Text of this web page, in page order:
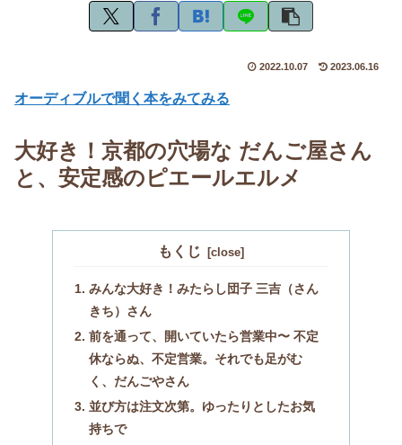
2022.10.07 2023.06.16
オーディブルで聞く本をみてみる
大好き！京都の穴場な だんご屋さん
と、安定感のピエールエルメ
もくじ
みんな大好き！みたらし団子 三吉（さん
きち）さん
前を通って、開いていたら営業中〜 不定
休ならぬ、不定営業。それでも足がむ
く、だんごやさん
並び方は注文次第。ゆったりとしたお気
持ちで